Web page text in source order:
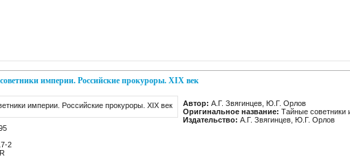
империи. Российские прокуроры. XIX век
Автор: А.Г. Звягинцев, Ю.Г. Орлов
Оригинальное название: Тайные советники
Издательство: А.Г. Звягинцев, Ю.Г. Орлов
2